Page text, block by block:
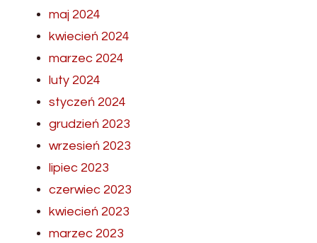
maj 2024
kwiecień 2024
marzec 2024
luty 2024
styczeń 2024
grudzień 2023
wrzesień 2023
lipiec 2023
czerwiec 2023
kwiecień 2023
marzec 2023